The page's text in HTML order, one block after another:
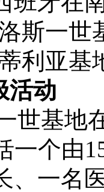
斯一世
利亚基
活动
世基地
一个由
、一名